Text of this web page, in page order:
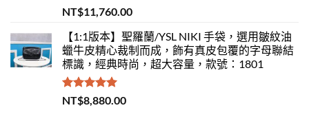
評分5.00
滿分 5
NT$11,760.00
【1:1版本】聖羅蘭/YSL NIKI 手袋，選用皺紋油
蠟牛皮精心裁制而成，飾有真皮包覆的字母聯結
標識，經典時尚，超大容量，款號：1801
評分 5.00
滿分 5
NT$8,880.00